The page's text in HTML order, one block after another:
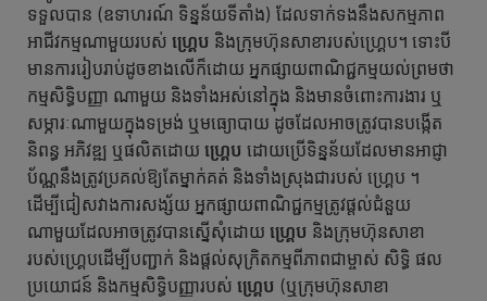
ទទួលបាន (ឧទាហរណ៍ ទិន្នន័យទីតាំង) ដែលទាក់ទងនឹងសកម្មភាព
អាជីវកម្មណាមួយរបស់ ហ្គ្រេប និងក្រុមហ៊ុនសាខារបស់ហ្គ្រេប។ ទោះបី
មានការរៀបរាប់ដូចខាងលើក៏ដោយ អ្នកផ្សាយពាណិជ្ជកម្មយល់ព្រមថា
កម្មសិទ្ធិបញ្ញា ណាមួយ និងទាំងអស់នៅក្នុង និងមានចំពោះការងារ ឬ
សម្ភារៈណាមួយក្នុងទម្រង់ ឬមធ្យោបាយ ដូចដែលអាចត្រូវបានបង្កើត
និពន្ធ អភិវឌ្ឍ ឬផលិតដោយ ហ្គ្រេប ដោយប្រើទិន្នន័យដែលមានអាជ្ញា
ប័ណ្ណនឹងត្រូវប្រគល់ឱ្យតែម្នាក់គត់ និងទាំងស្រុងជារបស់ ហ្គ្រេប ។
ដើម្បីជៀសវាងការសង្ស័យ អ្នកផ្សាយពាណិជ្ជកម្មត្រូវផ្តល់ជំនួយ
ណាមួយដែលអាចត្រូវបានស្នើសុំដោយ ហ្គ្រេប និងក្រុមហ៊ុនសាខា
របស់ហ្គ្រេបដើម្បីបញ្ជាក់ និងផ្ដល់សុក្រិតកម្មពីភាពជាម្ចាស់ សិទ្ធិ ផល
ប្រយោជន៍ និងកម្មសិទ្ធិបញ្ញារបស់ ហ្គ្រេប (ឬក្រុមហ៊ុនសាខា